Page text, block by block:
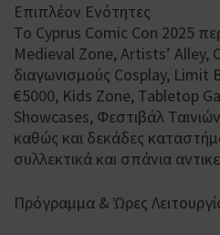
Επιπλέον Ενότητες
Το Cyprus Comic Con 2025
Medieval Zone, Artists’ Alley,
διαγωνισμούς Cosplay,
€5000, Kids Zone, Tabletop
Showcases, Φεστιβάλ
καθώς και δεκάδες
συλλεκτικά και σπάνια
Πρόγραμμα & Ώρες